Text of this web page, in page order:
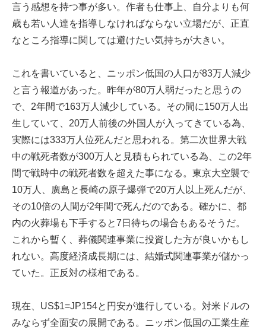
言う感想を持つ事が多い。作者も仕事上、自分よりも何
歳も若い人達を指導しなければならない立場だが、正直
なところ指導に関しては避けたい気持ちが大きい。
これを書いていると、ニッポン低国の人口が83万人減少
と言う報道があった。昨年が80万人弱だったと思うの
で、2年間で163万人減少している。その間に150万人出
生していて、20万人前後の外国人が入ってきている為、
実際には333万人位死んだと思われる。第二次世界大戦
中の戦死者数が300万人と見積もられている為、この2年
間で戦時中の戦死者数を超えた事になる。東京大空襲で
10万人、廣島と長崎の原子爆弾で20万人以上死んだが、
その10倍の人間が2年間で死んだのである。確かに、都
内の火葬場も下手すると7日待ちの場合もあるそうだ。
これから暫く、葬儀関連事業に投資した方が良いかもし
れない。高度経済成長期には、結婚式関連事業が儲かっ
ていた。正反対の様相である。
現在、US$1=JP154と円安が進行している。対米ドルの
みならず全面安の展開である。ニッポン低国の工業生産